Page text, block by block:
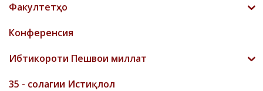
Факултетҳо
Конференсия
Ибтикороти Пешвои миллат
35 - солагии Истиқлол